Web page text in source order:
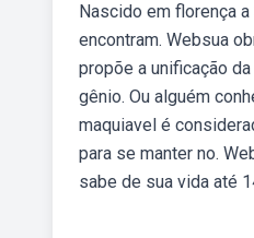
Nascido em florença
encontram. Websua
propõe a unificação
gênio. Ou alguém
maquiavel é
para se manter no.
sabe de sua vida até